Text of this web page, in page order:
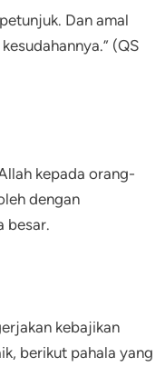
Dan amal
(QS
kepada orang-
dengan
besar.
kebajikan
berikut pahala yang